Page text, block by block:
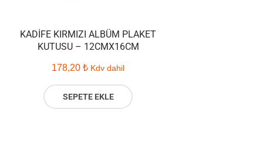
KADIFE KIRMIZI ALBÜM PLAKET
KUTUSU – 12CMX16CM
178,20 ₺ Kdv dahil
SEPETE EKLE